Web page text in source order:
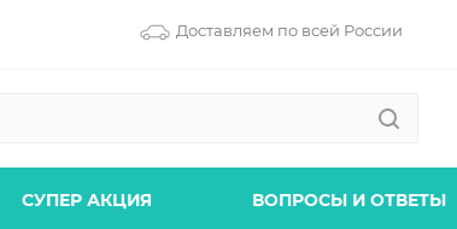
Доставляем по всей России
СУПЕР АКЦИЯ ВОПРОСЫ И ОТВЕТЫ